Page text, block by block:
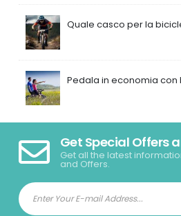
Quale casco per la
Pedala in economia con
Get Special Offers
Get all the latest
and Offers.